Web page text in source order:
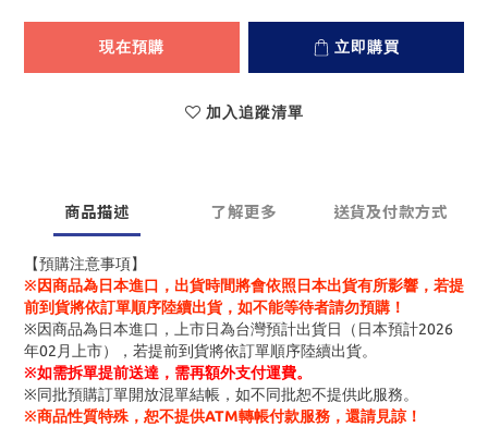
現在預購 立即購買
加入追蹤清單
商品描述 了解更多 送貨及付款方式
【預購注意事項】
※因商品為日本進口，出貨時間將會依照日本出貨有所影響，若提
前到貨將依訂單順序陸續出貨，如不能等待者請勿預購！
※因商品為日本進口，上市日為台灣預計出貨日（日本預計2026
年02月上市），若提前到貨將依訂單順序陸續出貨。
※如需拆單提前送達，需再額外支付運費。
※同批預購訂單開放混單結帳，如不同批恕不提供此服務。
※商品性質特殊，恕不提供ATM轉帳付款服務，還請見諒！